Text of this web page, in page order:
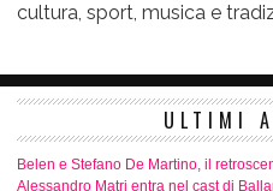
cultura, sport, musica e
ULTIMI
Belen e Stefano De Martino, il
Alessandro Matri entra nel cast di